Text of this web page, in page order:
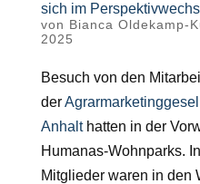
sich im
von Bianca Oldekamp-
2025
Besuch von den
der
Anhalthatten in der
Humanas-Wohnparks.
Mitglieder waren in den